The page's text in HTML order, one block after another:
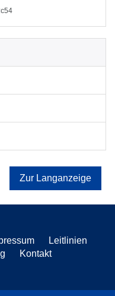
Zur Langanzeige
Leitlinien
Kontakt